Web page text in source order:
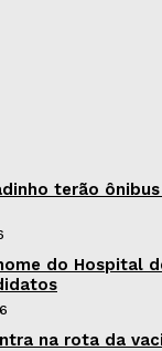
terão
do Hospital
na rota da